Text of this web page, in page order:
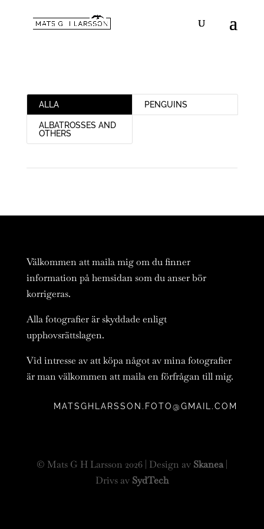
ALLA PENGUINS
ALBATROSSES AND
OTHERS
Välkommen att maila mig om du finner
information på hemsidan som du anser bör
korrigeras.
Alla fotografier är skyddade enligt
upphovsrättslagen.
Vid intresse av att köpa något av mina fotografier
är man välkommen att maila en förfrågan till mig.
MATSGHLARSSON.FOTO@GMAIL.COM
© Mats G H Larsson 2026 | Design av Skanea|
Drivs av SydTech